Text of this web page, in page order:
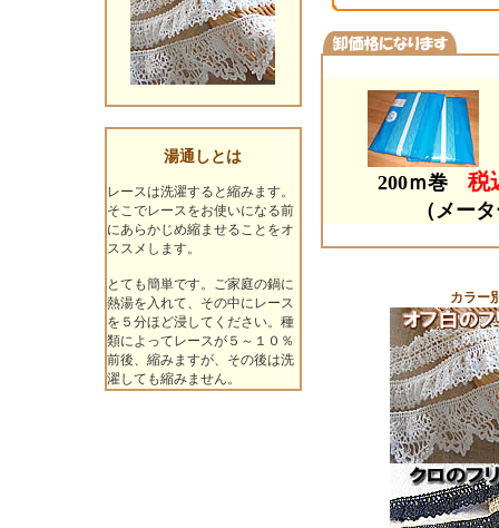
湯通しとは
レースは洗濯すると縮みます。
そこでレースをお使いになる前
にあらかじめ縮ませることをオ
ススメします。
とても簡単です。ご家庭の鍋に
熱湯を入れて、その中にレース
を５分ほど浸してください。種
類によってレースが５～１０％
前後、縮みますが、その後は洗
濯しても縮みません。
200ｍ巻 税
（メー
カラー